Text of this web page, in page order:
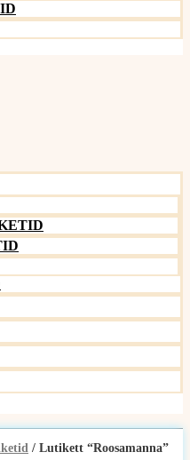
/ Lutikett “Roosamanna”